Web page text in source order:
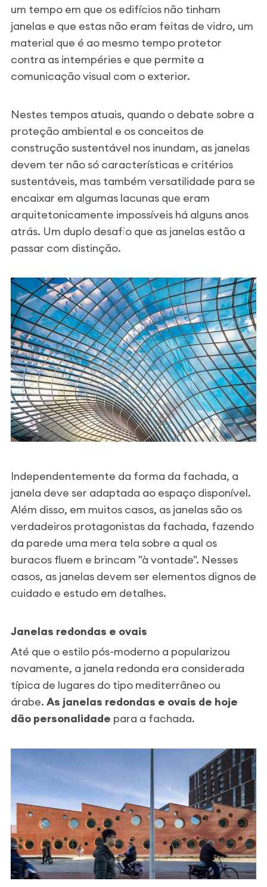
um tempo em que os edifícios não tinham
janelas e que estas não eram feitas de vidro, um
material que é ao mesmo tempo protetor
contra as intempéries e que permite a
comunicação visual com o exterior.
Nestes tempos atuais, quando o debate sobre a
proteção ambiental e os conceitos de
construção sustentável nos inundam, as janelas
devem ter não só características e critérios
sustentáveis, mas também versatilidade para se
encaixar em algumas lacunas que eram
arquitetonicamente impossíveis há alguns anos
atrás. Um duplo desafio que as janelas estão a
passar com distinção.
Independentemente da forma da fachada, a
janela deve ser adaptada ao espaço disponível.
Além disso, em muitos casos, as janelas são os
verdadeiros protagonistas da fachada, fazendo
da parede uma mera tela sobre a qual os
buracos fluem e brincam "à vontade". Nesses
casos, as janelas devem ser elementos dignos de
cuidado e estudo em detalhes.
Janelas redondas e ovais
Até que o estilo pós-moderno a popularizou
novamente, a janela redonda era considerada
típica de lugares do tipo mediterrâneo ou
árabe. As janelas redondas e ovais de hoje
dão personalidade para a fachada.